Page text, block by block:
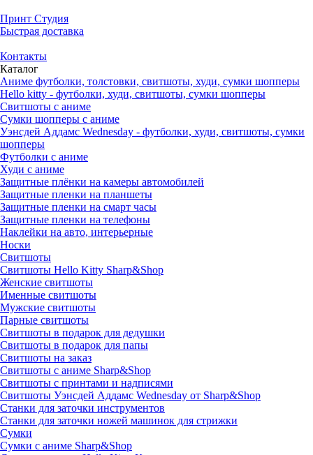
Принт Студия
Быстрая доставка
Контакты
Каталог
Аниме футболки, толстовки, свитшоты, худи, сумки шопперы
Hello kitty - футболки, худи, свитшоты, сумки шопперы
Свитшоты с аниме
Сумки шопперы с аниме
Уэнсдей Аддамс Wednesday - футболки, худи, свитшоты, сумки
шопперы
Футболки с аниме
Худи с аниме
Защитные плёнки на камеры автомобилей
Защитные пленки на планшеты
Защитные пленки на смарт часы
Защитные пленки на телефоны
Наклейки на авто, интерьерные
Носки
Свитшоты
Cвитшоты Hello Kitty Sharp&Shop
Женские свитшоты
Именные свитшоты
Мужские свитшоты
Парные свитшоты
Свитшоты в подарок для дедушки
Свитшоты в подарок для папы
Свитшоты на заказ
Свитшоты с аниме Sharp&Shop
Свитшоты с принтами и надписями
Свитшоты Уэнсдей Аддамс Wednesday от Sharp&Shop
Станки для заточки инструментов
Станки для заточки ножей машинок для стрижки
Сумки
Сумки с аниме Sharp&Shop